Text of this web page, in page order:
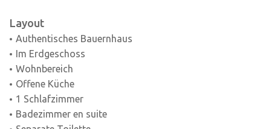
Layout
Authentisches Bauernhaus
Im Erdgeschoss
Wohnbereich
Offene Küche
1 Schlafzimmer
Badezimmer en suite